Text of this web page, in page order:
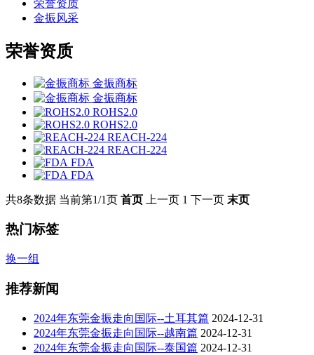
荣誉资质
金振风采
荣誉资质
金振商标
金振商标
ROHS2.0
ROHS2.0
REACH-224
REACH-224
FDA
FDA
共8条数据 当前第1/1页 首页 上一页 1 下一页 末页
热门标签
换一组
推荐新闻
2024年东莞金振走向国际--土耳其篇 2024-12-31
2024年东莞金振走向国际--越南篇 2024-12-31
2024年东莞金振走向国际--泰国篇 2024-12-31